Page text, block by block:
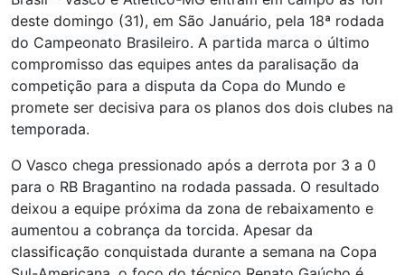
deste domingo (31), em São Januário, pela 18ª rodada
do Campeonato Brasileiro. A partida marca o último
compromisso das equipes antes da paralisação da
competição para a disputa da Copa do Mundo e
promete ser decisiva para os planos dos dois clubes na
temporada.
O Vasco chega pressionado após a derrota por 3 a 0
para o RB Bragantino na rodada passada. O resultado
deixou a equipe próxima da zona de rebaixamento e
aumentou a cobrança da torcida. Apesar da
classificação conquistada durante a semana na Copa